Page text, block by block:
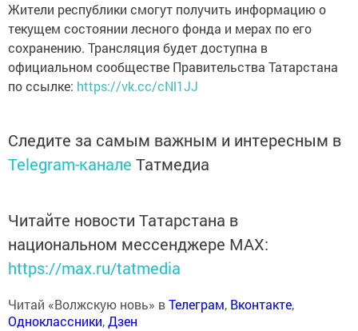
Жители республики смогут получить информацию о
текущем состоянии лесного фонда и мерах по его
сохранению. Трансляция будет доступна в
официальном сообществе Правительства Татарстана
по ссылке: https://vk.cc/cNl1JJ
Следите за самым важным и интересным в
Telegram-канале Татмедиа
Читайте новости Татарстана в
национальном мессенджере MАХ:
https://max.ru/tatmedia
Читай «Волжскую новь» вТелеграм, Вконтакте,
Одноклассники,Дзен